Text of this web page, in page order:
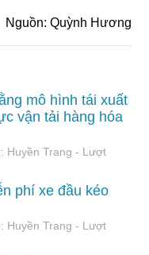
Nguồn: Quỳnh Hương
mô hình tái xuất
vận tải hàng hóa
Huyền Trang - Lượt
phí xe đầu kéo
Huyền Trang - Lượt